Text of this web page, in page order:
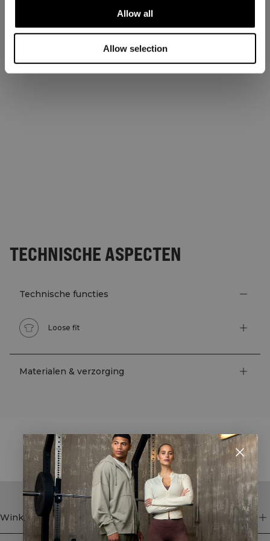
Allow all
Allow selection
TECHNISCHE ASPECTEN
Technische functies
Loose fit
Materialen & verzorging
STYLE WITH
Winkel